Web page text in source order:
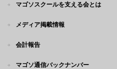
マゴソスクールを支える会とは
メディア掲載情報
会計報告
マゴソ通信バックナンバー